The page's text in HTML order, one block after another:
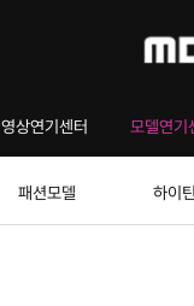
영상연기센터 모델연기
패션모델 하이